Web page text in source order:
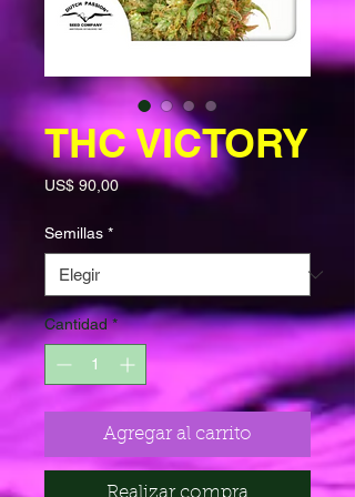
THC VICTORY
US$ 90,00Precio
Semillas *
Cantidad *
Agregar al carrito
Realizar compra